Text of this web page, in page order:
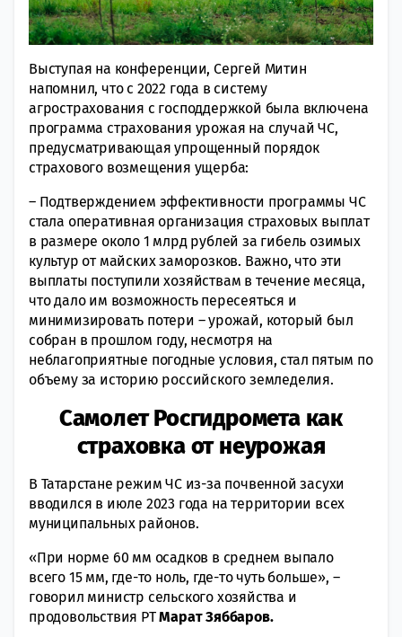
Выступая на конференции, Сергей Митин
напомнил, что с 2022 года в систему
агрострахования с господдержкой была включена
программа страхования урожая на случай ЧС,
предусматривающая упрощенный порядок
страхового возмещения ущерба:
– Подтверждением эффективности программы ЧС
стала оперативная организация страховых выплат
в размере около 1 млрд рублей за гибель озимых
культур от майских заморозков. Важно, что эти
выплаты поступили хозяйствам в течение месяца,
что дало им возможность пересеяться и
минимизировать потери – урожай, который был
собран в прошлом году, несмотря на
неблагоприятные погодные условия, стал пятым по
объему за историю российского земледелия.
Самолет Росгидромета как
страховка от неурожая
В Татарстане режим ЧС из-за почвенной засухи
вводился в июле 2023 года на территории всех
муниципальных районов.
«При норме 60 мм осадков в среднем выпало
всего 15 мм, где-то ноль, где-то чуть больше», –
говорил министр сельского хозяйства и
продовольствия РТМарат Зяббаров.